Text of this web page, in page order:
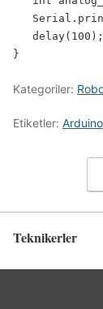
   delay(100);
}
Kategoriler:
Etiketler: Arduino
Teknikerler